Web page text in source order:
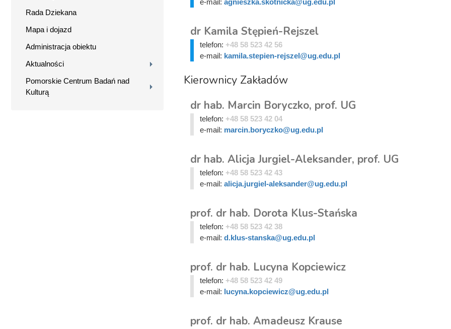
Rada Dziekana
Mapa i dojazd
Administracja obiektu
Aktualności
Pomorskie Centrum Badań nad
Kulturą
dr Kamila Stępień-Rejszel
telefon: +48 58 523 42 56
e-mail: kamila.stepien-rejszel@ug.edu.pl
Kierownicy Zakładów
dr hab. Marcin Boryczko, prof. UG
telefon: +48 58 523 42 04
e-mail: marcin.boryczko@ug.edu.pl
dr hab. Alicja Jurgiel-Aleksander, prof. UG
telefon: +48 58 523 42 43
e-mail: alicja.jurgiel-aleksander@ug.edu.pl
prof. dr hab. Dorota Klus-Stańska
telefon: +48 58 523 42 38
e-mail: d.klus-stanska@ug.edu.pl
prof. dr hab. Lucyna Kopciewicz
telefon: +48 58 523 42 49
e-mail: lucyna.kopciewicz@ug.edu.pl
prof. dr hab. Amadeusz Krause